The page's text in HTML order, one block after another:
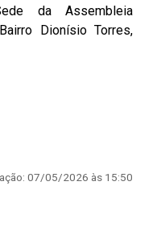
da Assembleia
Dionísio Torres,
07/05/2026 às 15:50